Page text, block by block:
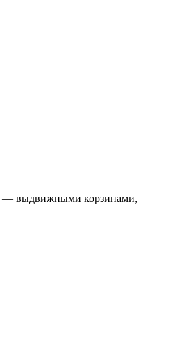
— выдвижными корзинами,